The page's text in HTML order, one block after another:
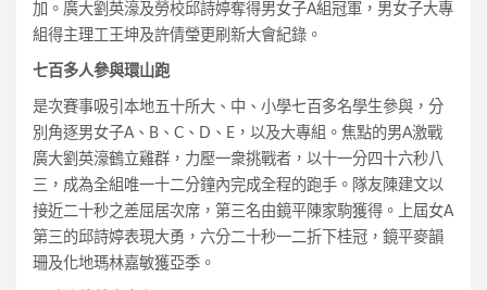
加。廣大劉英濠及勞校邱詩婷奪得男女子A組冠軍，男女子大專
組得主理工王坤及許倩瑩更刷新大會紀錄。
七百多人參與環山跑
是次賽事吸引本地五十所大、中、小學七百多名學生參與，分
別角逐男女子A、B、C、D、E，以及大專組。焦點的男A激戰
廣大劉英濠鶴立雞群，力壓一衆挑戰者，以十一分四十六秒八
三，成為全組唯一十二分鐘內完成全程的跑手。隊友陳建文以
接近二十秒之差屈居次席，第三名由鏡平陳家駒獲得。上屆女A
第三的邱詩婷表現大勇，六分二十秒一二折下桂冠，鏡平麥韻
珊及化地瑪林嘉敏獲亞季。